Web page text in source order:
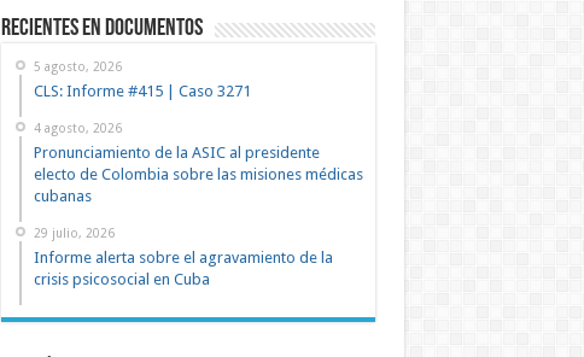
recientes en documentos
5 agosto, 2026
CLS: Informe #415 | Caso 3271
4 agosto, 2026
Pronunciamiento de la ASIC al presidente
electo de Colombia sobre las misiones médicas
cubanas
29 julio, 2026
Informe alerta sobre el agravamiento de la
crisis psicosocial en Cuba